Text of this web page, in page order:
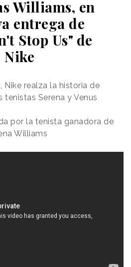
Williams, en
entrega de
Stop Us" de
Nike
Nike realza la historia de
Serena y Venus
por la tenista ganadora de
Williams